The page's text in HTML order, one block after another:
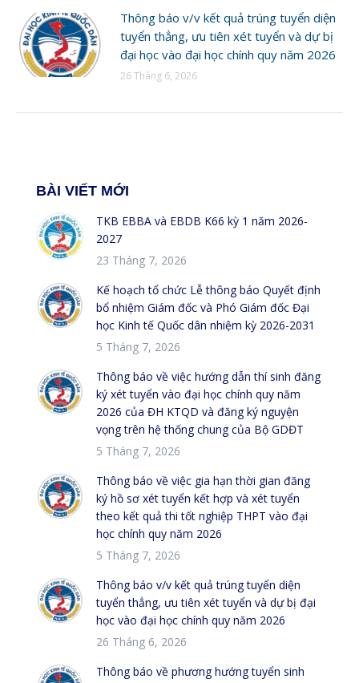
Thông báo v/v kết quả trúng tuyển diện
tuyển thẳng, ưu tiên xét tuyển và dự bị
đại học vào đại học chính quy năm 2026
26 Tháng 6, 2026
BÀI VIẾT MỚI
TKB EBBA và EBDB K66 kỳ 1 năm 2026-
2027
23 Tháng 7, 2026
Kế hoạch tổ chức Lễ thông báo Quyết định
bổ nhiệm Giám đốc và Phó Giám đốc Đại
học Kinh tế Quốc dân nhiệm kỳ 2026-2031
5 Tháng 7, 2026
Thông báo về việc hướng dẫn thí sinh đăng
ký xét tuyển vào đại học chính quy năm
2026 của ĐH KTQD và đăng ký nguyện
vọng trên hệ thống chung của Bộ GDĐT
5 Tháng 7, 2026
Thông báo về việc gia hạn thời gian đăng
ký hồ sơ xét tuyển kết hợp và xét tuyển
theo kết quả thi tốt nghiệp THPT vào đại
học chính quy năm 2026
5 Tháng 7, 2026
Thông báo v/v kết quả trúng tuyển diện
tuyển thẳng, ưu tiên xét tuyển và dự bị đại
học vào đại học chính quy năm 2026
26 Tháng 6, 2026
Thông báo về phương hướng tuyển sinh